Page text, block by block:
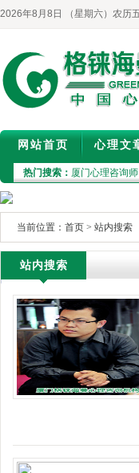
2026年8月8日 （星期六）农历
网站首页 心理文
热门搜索： 厦门心理咨询师
当前位置： 首页 > 站内搜索
站内搜索